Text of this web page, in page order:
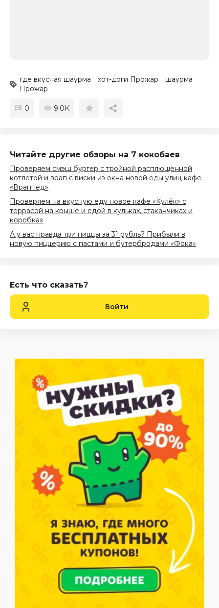
где вкусная шаурма хот-доги Прожар
шаурма
Прожар
0 9.0K
Читайте другие обзоры на 7 кокобаев
Проверяем смэш бургер с тройной расплющенной
котлетой и врап с виски из окна новой еды улиц кафе
«Враппед»
Проверяем на вкусную еду новое кафе «Кулёк» с
террасой на крыше и едой в кульках, стаканчиках и
коробках
А у вас правда три пиццы за 31 рубль? Прибыли в
новую пиццерию с пастами и бутербродами «Фока»
Есть что сказать?
Войти